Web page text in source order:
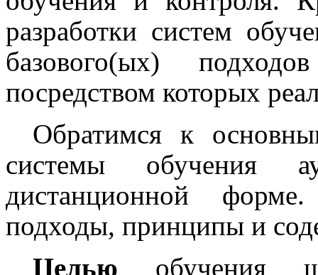
разработки систем
базового(ых)
посредством которых
Обратимся к
системы обучения
дистанционной
подходы, принципы и
Целью обучения